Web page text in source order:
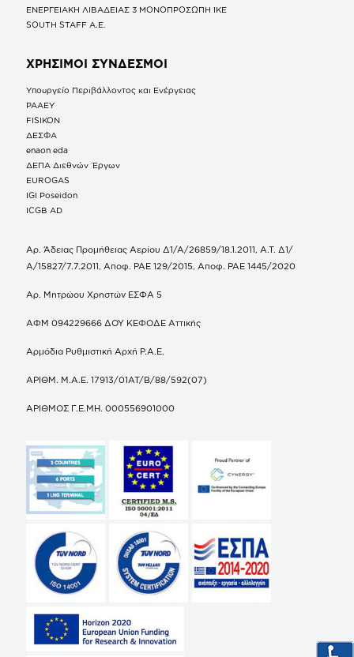
ΕΝΕΡΓΕΙΑΚΗ ΛΙΒΑΔΕΙΑΣ 3 ΜΟΝΟΠΡΟΣΩΠΗ ΙΚΕ
SOUTH STAFF Α.Ε.
ΧΡΗΣΙΜΟΙ ΣΥΝΔΕΣΜΟΙ
Υπουργείο Περιβάλλοντος και Ενέργειας
ΡΑΑΕΥ
FISIKON
ΔΕΣΦΑ
enaon eda
ΔΕΠΑ Διεθνών Έργων
EUROGAS
IGI Poseidon
ICGB AD
Αρ. Άδειας Προμήθειας Αερίου Δ1/Α/26859/18.1.2011, Α.Τ. Δ1/
Α/15827/7.7.2011, Αποφ. ΡΑΕ 129/2015, Αποφ. ΡΑΕ 1445/2020
Αρ. Μητρώου Χρηστών ΕΣΦΑ 5
ΑΦΜ 094229666 ΔΟΥ ΚΕΦΟΔΕ Αττικής
Αρμόδια Ρυθμιστική Αρχή Ρ.Α.Ε.
ΑΡΙΘΜ. Μ.Α.Ε. 17913/01ΑΤ/Β/88/592(07)
ΑΡΙΘΜΟΣ Γ.Ε.ΜΗ. 000556901000